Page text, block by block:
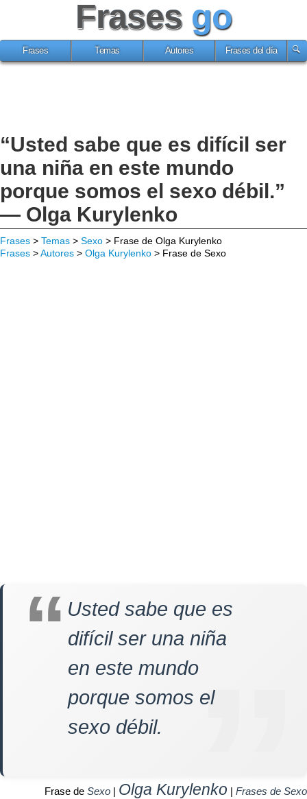
Frases go
Frases Temas Autores Frases del día
“Usted sabe que es difícil ser
una niña en este mundo
porque somos el sexo débil.”
— Olga Kurylenko
Frases > Temas > Sexo > Frase de Olga Kurylenko
Frases >Autores > Olga Kurylenko > Frase de Sexo
Usted sabe que es
difícil ser una niña
en este mundo
porque somos el
sexo débil.
Frase de Sexo | Olga Kurylenko | Frases de Sexo